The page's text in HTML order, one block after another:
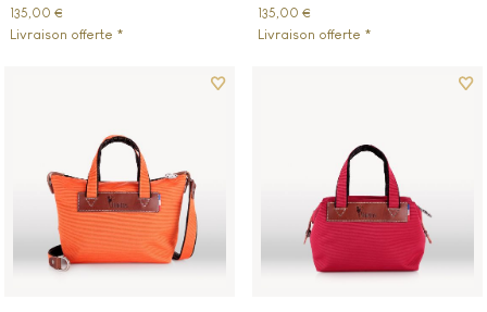
135,00 €
Livraison offerte *
135,00 €
Livraison offerte *